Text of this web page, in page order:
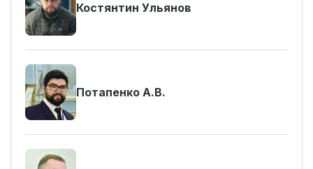
Костянтин Ульянов
Потапенко А.В.